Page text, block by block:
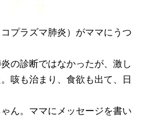
プラズマ肺炎）がママにうつ
の診断ではなかったが、激し
咳も治まり、食欲も出て、日
ん。ママにメッセージを書い